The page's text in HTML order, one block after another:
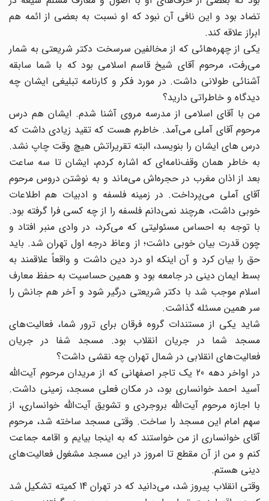
تضاد بود و این نافی آن نبود که او نسبت به بعضی از ائمه هم
ابراز علاقه کند.
یکی از چهره‌هائی که از مخالفین سرسخت دکتر شریعتی به شمار
می‌رفت، مرحوم آقای شیخ قاسم اسلامی بود که با شما سابقه
آشنائی طولانی داشت. در مورد فکر و کارنامه تبلیغی ایشان چه
دیدگاه و خاطراتی دارید؟
من با آقای اسلامی از مدرسه مروی آشنا شدم. ایشان هم درس
مرحوم آقای آملی می‌آمد. خاطرم هست که تقید زیادی داشت که
درس های ایشان را بنویسد، البته تقریراتش هیچ وقت چاپ نشد.
به خاطر همان وقف‌نامه‌ای که اشاره کردم، ایشان تا سه ساعت
بعد از اذان مغرب در حجره‌اش می‌ماند و به نوشتن دروس مرحوم
آقای آملی می‌پرداخت. در زمینه فلسفه و ادبیات هم اطلاعات
خوبی داشت، هرچند نمی‌دانم فلسفه را از چه کسی فرا گرفته بود.
با توجه به احساس مسئولیتی که می‌کرد، در وادی منبر افتاد و
چون قدرت بیان خوبی داشت؛ از وعاظ درجه اول تهران شد. باید
حق را بیان کرد و آن اینکه او درد دین داشت و واقعاً‌ علاقمند به
بسط ایمان دینی در جامعه بود و همین حساسیت به حفظ معارف
اسلام موجب شد با دکتر شریعتی درگیر شود و آخر هم جانش را
سر همین مسئله گذاشت.
شاید یکی از مستندات گروه فرقان برای ترور شما، فعالیت‌های
مسجد شما در جریان انقلاب بود. مسجد شفا در جریان
فعالیت‌های انقلابی در شمال تهران چه نقشی داشت؟
در اواخر دهه 20 یک تاجر اصفهانی که از مریدان مرحوم آیت‌الله
آسید احمد خوانساری بود، در مکان فعلی مسجد، زمینی داشت.
با اجازه مرحوم آیت‌الله بروجردی و تشویق آیت‌الله خوانساری، از
سهم امام این مسجد را ساخت. وقتی مسجد ساخته شد، مرحوم
آقای خوانساری از من خواستند که به اینجا بیایم و اقامه جماعت
کنم و من از آن مقطع تا امروز در این مسجد مشغول فعالیت‌های
دینی هستم.
وقتی انقلاب پیروز شد، می‌دانید که در تهران 14 کمیته تشکیل شد